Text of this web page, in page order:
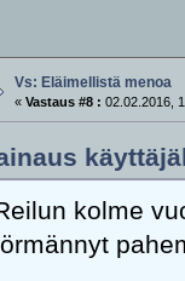
Vs: Eläimellistä menoa
« Vastaus #8 : 02.02.2016,
kolme